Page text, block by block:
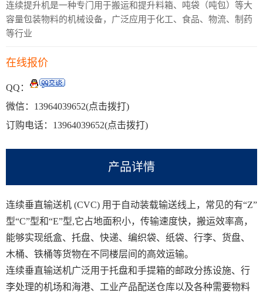
连续提升机是一种专门用于搬运和提升料箱、吨袋（吨包）等大
容量包装物料的机械设备，广泛应用于化工、食品、物流、制药
等行业
在线报价
QQ：
微信： 13964039652(点击拨打)
订购电话： 13964039652(点击拨打)
产品详情
连续垂直输送机 (CVC) 用于自动装载输送线上，常见的有“Z”
型“C”型和“E”型,它占地面积小，传输速度快，搬运效率高，
能够实现纸盒、托盘、快递、编织袋、纸袋、行李、货盘、
木桶、铁桶等货物在不同楼层间的高效运输。
连续垂直输送机广泛用于托盘和手提箱的邮政分拣设施、行
李处理的机场和海港、工业产品配送仓库以及各种需要物料